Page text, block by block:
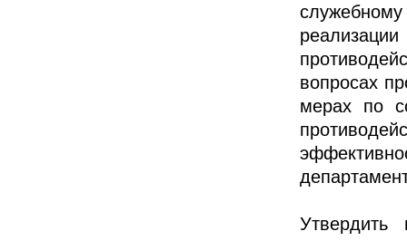
вопросах
мерах по
Утвердить